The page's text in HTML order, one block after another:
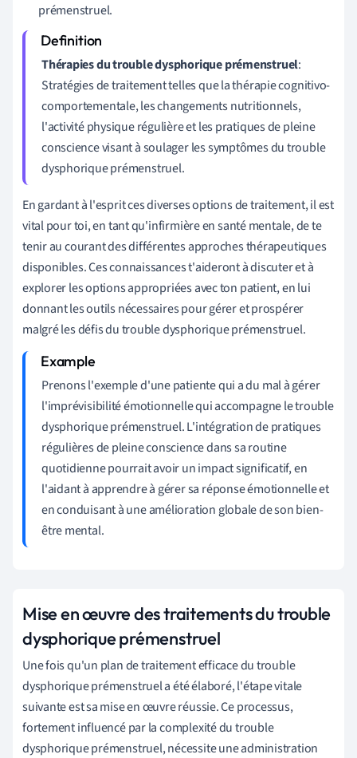
prémenstruel.
Thérapies du trouble dysphorique prémenstruel:
Stratégies de traitement telles que la thérapie cognitivo-
comportementale, les changements nutritionnels,
l'activité physique régulière et les pratiques de pleine
conscience visant à soulager les symptômes du trouble
dysphorique prémenstruel.
En gardant à l'esprit ces diverses options de traitement, il est
vital pour toi, en tant qu'infirmière en santé mentale, de te
tenir au courant des différentes approches thérapeutiques
disponibles. Ces connaissances t'aideront à discuter et à
explorer les options appropriées avec ton patient, en lui
donnant les outils nécessaires pour gérer et prospérer
malgré les défis du trouble dysphorique prémenstruel.
Prenons l'exemple d'une patiente qui a du mal à gérer
l'imprévisibilité émotionnelle qui accompagne le trouble
dysphorique prémenstruel. L'intégration de pratiques
régulières de pleine conscience dans sa routine
quotidienne pourrait avoir un impact significatif, en
l'aidant à apprendre à gérer sa réponse émotionnelle et
en conduisant à une amélioration globale de son bien-
être mental.
Mise en œuvre des traitements du trouble
dysphorique prémenstruel
Une fois qu'un plan de traitement efficace du trouble
dysphorique prémenstruel a été élaboré, l'étape vitale
suivante est sa mise en œuvre réussie. Ce processus,
fortement influencé par la complexité du trouble
dysphorique prémenstruel, nécessite une administration